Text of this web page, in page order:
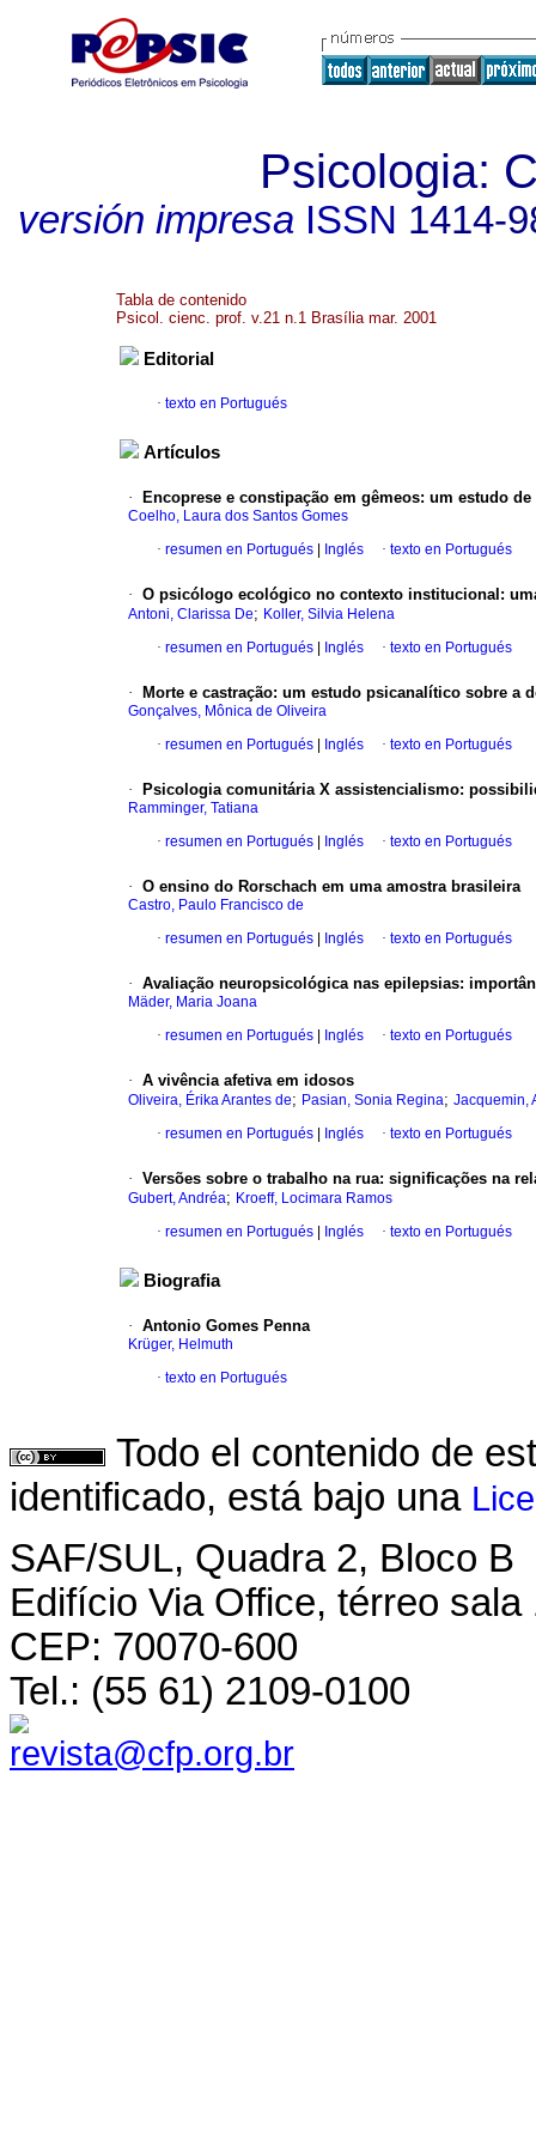
Psicologia:
versión impresaISSN 1414-
Tabla de contenido
Psicol. cienc. prof. v.21 n.1 Brasília mar. 2001
Editorial
· texto en Portugués
Artículos
· Encoprese e constipação em gêmeos: um estudo
Coelho, Laura dos Santos Gomes
· resumen en Portugués Inglés · texto en Portugués
· O psicólogo ecológico no contexto institucional :
Antoni, Clarissa De; Koller, Silvia Helena
· resumen en Portugués Inglés · texto en Portugués
· Morte e castração: um estudo psicanalítico sobre a
Gonçalves, Mônica de Oliveira
· resumen en Portugués Inglés · texto en Portugués
· Psicologia comunitária X assistencialismo:
Ramminger, Tatiana
· resumen en Portugués Inglés · texto en Portugués
· O ensino do Rorschach em uma amostra brasileira
Castro, Paulo Francisco de
· resumen en Portugués Inglés · texto en Portugués
· Avaliação neuropsicológica nas epilepsias:
Mäder, Maria Joana
· resumen en Portugués Inglés · texto en Portugués
· A vivência afetiva em idosos
Oliveira, Érika Arantes de; Pasian, Sonia Regina; Jacquemin,
· resumen en Portugués Inglés · texto en Portugués
· Versões sobre o trabalho na rua: significações na
Gubert, Andréa; Kroeff, Locimara Ramos
· resumen en Portugués Inglés · texto en Portugués
Biografia
· Antonio Gomes Penna
Krüger, Helmuth
· texto en Portugués
Todo el contenido de
identificado, está bajo una
SAF/SUL, Quadra 2, Bloco B
Edifício Via Office, térreo sala
CEP: 70070-600
Tel.: (55 61) 2109-0100
revista@cfp.org.br